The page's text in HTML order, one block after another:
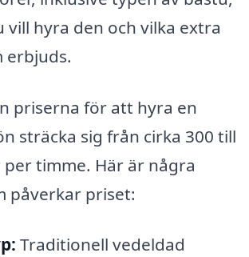
vill hyra den och vilka extra
erbjuds.
priserna för att hyra en
sträcka sig från cirka 300 till
timme. Här är några
påverkar priset:
Traditionell vedeldad